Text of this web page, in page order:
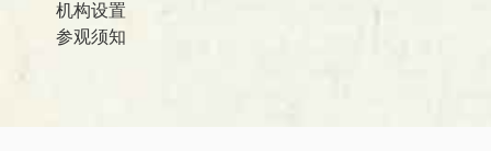
机构设置
参观须知